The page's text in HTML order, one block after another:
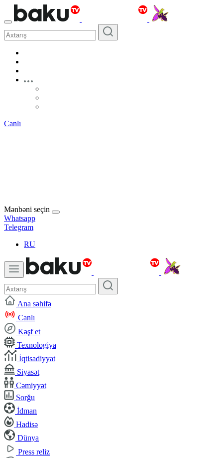
Canlı
Mənbəni seçin
Whatsapp
Telegram
RU
Ana səhifə
Canlı
Kəşf et
Texnologiya
İqtisadiyyat
Siyasət
Cəmiyyət
Sorğu
İdman
Hadisə
Dünya
Press reliz